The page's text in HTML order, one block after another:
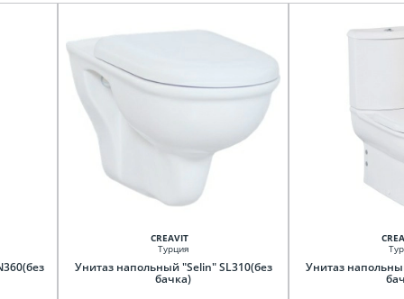
CREAVIT
Турция
Унитаз напольный "Selin" SL310(без
бачка)
Унитаз